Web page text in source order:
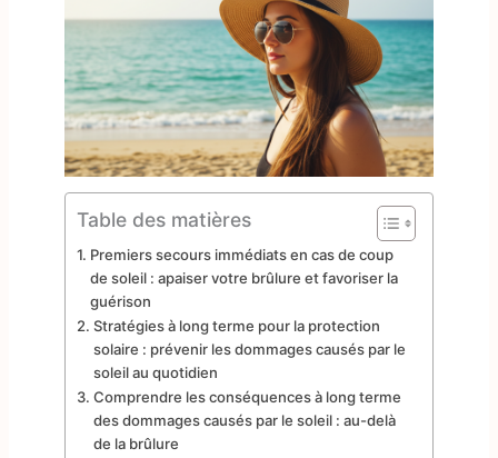
Table des matières
Premiers secours immédiats en cas de coup
de soleil : apaiser votre brûlure et favoriser la
guérison
Stratégies à long terme pour la protection
solaire : prévenir les dommages causés par le
soleil au quotidien
Comprendre les conséquences à long terme
des dommages causés par le soleil : au-delà
de la brûlure